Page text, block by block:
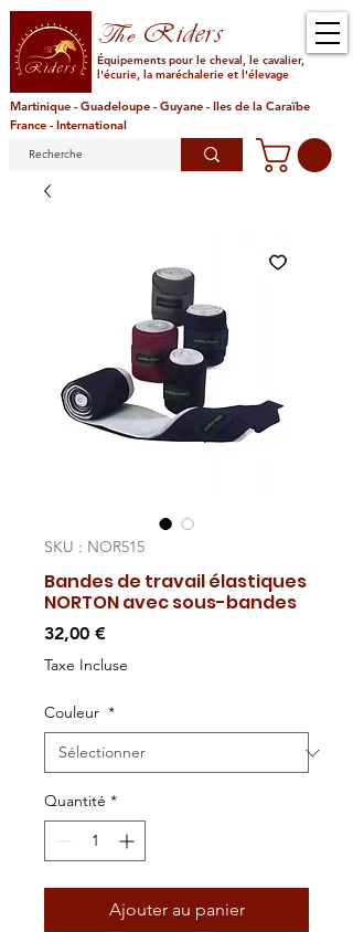
TheRiders
Équipements pour le cheval, le cavalier,
l'écurie, la maréchalerie et l'élevage
Martinique - Guadeloupe - Guyane - Iles de la Caraïbe
France - International
SKU : NOR515
Bandes de travail élastiques
NORTON avec sous-bandes
32,00 €Prix
Taxe Incluse
Couleur *
Quantité *
Ajouter au panier